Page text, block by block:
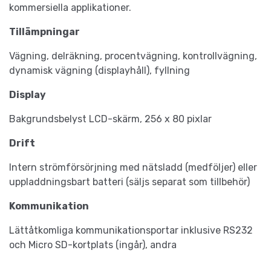
kommersiella applikationer.
Tillämpningar
Vägning, delräkning, procentvägning, kontrollvägning,
dynamisk vägning (displayhåll), fyllning
Display
Bakgrundsbelyst LCD-skärm, 256 x 80 pixlar
Drift
Intern strömförsörjning med nätsladd (medföljer) eller
uppladdningsbart batteri (säljs separat som tillbehör)
Kommunikation
Lättåtkomliga kommunikationsportar inklusive RS232
och Micro SD-kortplats (ingår), andra